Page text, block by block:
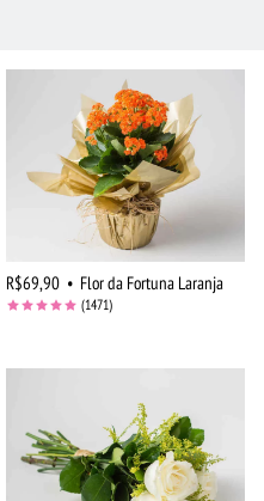
R$69,90 • Flor da Fortuna Laranja
(1471)